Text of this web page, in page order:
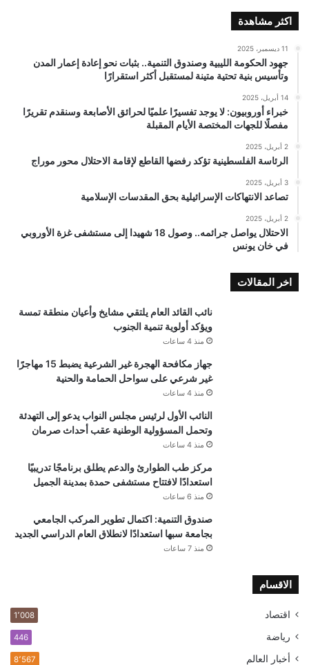
اكثر مشاهدة
11 ديسمبر، 2025
جهود الحكومة الليبية وصندوق التنمية.. بثبات نحو إعادة إعمار المدن
وتأسيس بنية تحتية متينة لمستقبل أكثر استقرارًا
14 أبريل، 2025
خبراء أوروبيون: لا يوجد تفسيرًا علميًا لحرائق الأصابعة وسنقدم تقريرًا
مفصلًا للجهات المختصة الأيام المقبلة
2 أبريل، 2025
الرئاسة الفلسطينية تؤكد رفضها القاطع لإقامة الاحتلال محور موراج
3 أبريل، 2025
تصاعد الانتهاكات الإسرائيلية بحق المقدسات الإسلامية
2 أبريل، 2025
الاحتلال يواصل جرائمه.. وصول 18 شهيدا إلى مستشفى غزة الأوروبي
في خان يونس
اخر المقالات
نائب القائد العام يلتقي مشايخ وأعيان منطقة تمسة
ويؤكد أولوية تنمية الجنوب
منذ 4 ساعات
جهاز مكافحة الهجرة غير الشرعية يضبط 15 مهاجرًا
غير شرعي على سواحل الحمامة والحنية
منذ 4 ساعات
النائب الأول لرئيس مجلس النواب يدعو إلى التهدئة
وتحمل المسؤولية الوطنية عقب أحداث صرمان
منذ 4 ساعات
مركز طب الطوارئ والدعم يطلق برنامجًا تدريبيًا
استعدادًا لافتتاح مستشفى حمدة بمدينة الجميل
منذ 6 ساعات
صندوق التنمية: اكتمال تطوير المركب الجامعي
بجامعة سبها استعدادًا لانطلاق العام الدراسي الجديد
منذ 7 ساعات
الاقسام
اقتصاد 1٬008
رياضة 446
أخبار العالم 8٬567